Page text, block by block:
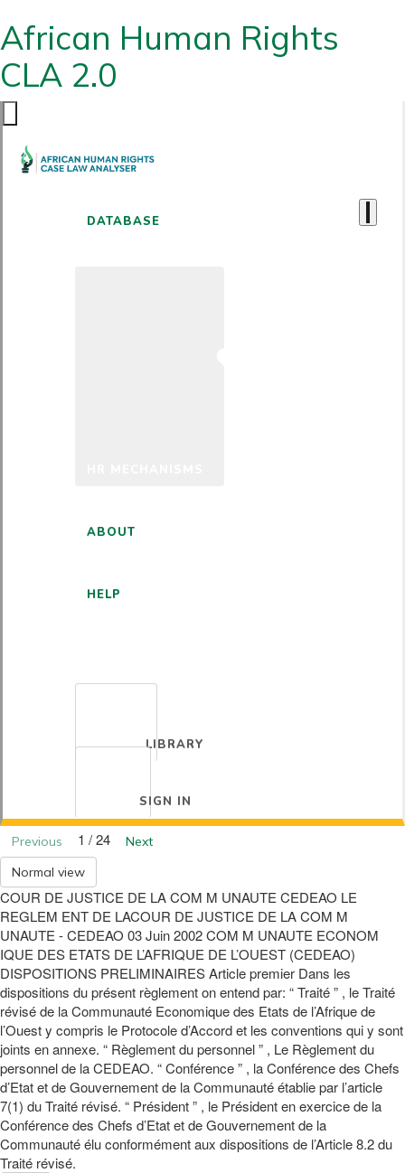
African Human Rights
CLA 2.0
DATABASE
ABOUT
HELP
LIBRARY
SIGN IN
Previous 1 / 24
Next
Normal view
COUR DE JUSTICE DE LA COM M UNAUTE CEDEAO LE
REGLEM ENT DE LACOUR DE JUSTICE DE LA COM M
UNAUTE - CEDEAO 03 Juin 2002 COM M UNAUTE ECONOM
IQUE DES ETATS DE L’AFRIQUE DE L’OUEST (CEDEAO)
DISPOSITIONS PRELIMINAIRES Article premier Dans les
dispositions du présent règlement on entend par: “ Traité ” , le Traité
révisé de la Communauté Economique des Etats de l’Afrique de
l’Ouest y compris le Protocole d’Accord et les conventions qui y sont
joints en annexe. “ Règlement du personnel ” , Le Règlement du
personnel de la CEDEAO. “ Conférence ” , la Conférence des Chefs
d’Etat et de Gouvernement de la Communauté établie par l’article
7(1) du Traité révisé. “ Président ” , le Président en exercice de la
Conférence des Chefs d’Etat et de Gouvernement de la
Communauté élu conformément aux dispositions de l’Article 8.2 du
Traité révisé.